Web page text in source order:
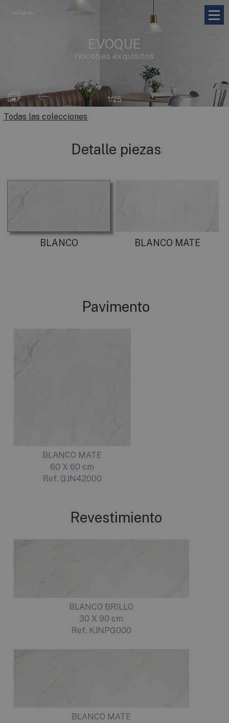
2/25
EVOQUE
rincones exquisitos
Todas las colecciones
Detalle piezas
BLANCO BLANCO MATE
Pavimento
BLANCO MATE
60 X 60 cm
Ref. GJN42000
Revestimiento
BLANCO BRILLO
30 X 90 cm
Ref. KJNPG000
BLANCO MATE